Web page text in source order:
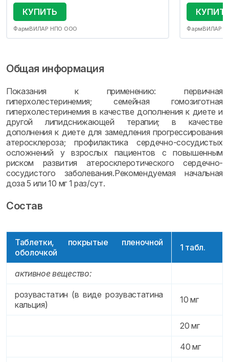
КУПИТЬ
ФармВИЛАР НПО ООО ФармВИЛАР
Общая информация
Показания к применению: первичная
гиперхолестеринемия; семейная гомозиготная
гиперхолестеринемия в качестве дополнения к диете и
другой липидснижающей терапии; в качестве
дополнения к диете для замедления прогрессирования
атеросклероза; профилактика сердечно-сосудистых
осложнений у взрослых пациентов с повышенным
риском развития атеросклеротического сердечно-
сосудистого заболевания.Рекомендуемая начальная
доза 5 или 10 мг 1 раз/сут.
Состав
Таблетки, покрытые пленочной
оболочкой
1 табл.
активное вещество:
розувастатин (в виде розувастатина
кальция)
10 мг
20 мг
40 мг